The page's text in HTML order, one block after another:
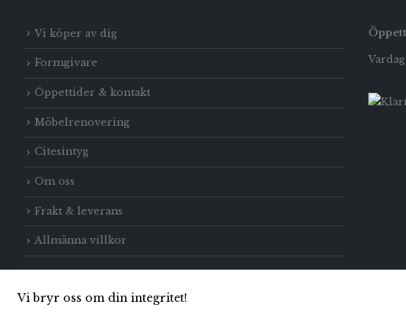
Vi köper av dig
Formgivare
Öppettider & kontakt
Möbelrenovering
Citesintyg
Om oss
Frakt & leverans
Allmänna villkor
Vi bryr oss om din integritet!